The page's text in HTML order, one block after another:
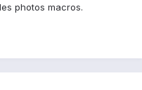
photos macros.